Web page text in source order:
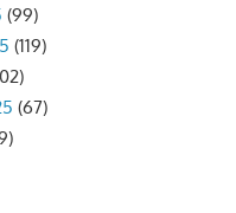
(99)
(119)
(67)